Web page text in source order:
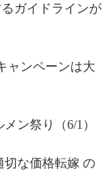
ガイドラインが
ャンペーンは大
ン祭り（6/1）
切な価格転嫁 の